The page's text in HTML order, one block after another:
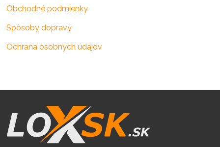
Obchodné podmienky
Spôsoby dopravy
Ochrana osobných údajov